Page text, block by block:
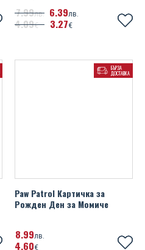
799лв.
409€
6 39лв.
3 27€
БЪРЗА
ДОСТАВКА
Paw Patrol Картичка за
Рожден Ден за Момиче
8 99лв.
4 60€